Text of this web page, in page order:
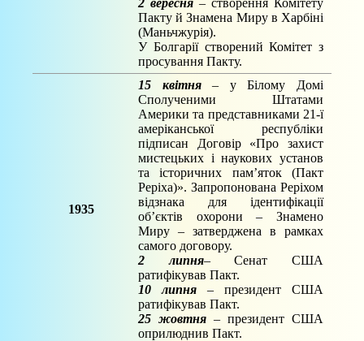
2 вересня – створення Комітету
Пакту й Знамена Миру в Харбіні
(Маньчжурія).
У Болгарії створений Комітет з
просування Пакту.
1935
15 квітня– у Білому Домі
Сполученими Штатами
Америки та представниками 21-ї
амеріканської республіки
підписан Договір «Про захист
мистецьких і наукових установ
та історичних пам’яток (Пакт
Реріха)». Запропонована Реріхом
відзнака для ідентифікації
об’єктів охорони – Знамено
Миру – затверджена в рамках
самого договору.
2 липня– Сенат США
ратифікував Пакт.
10 липня – президент США
ратифікував Пакт.
25 жовтня – президент США
оприлюднив Пакт.